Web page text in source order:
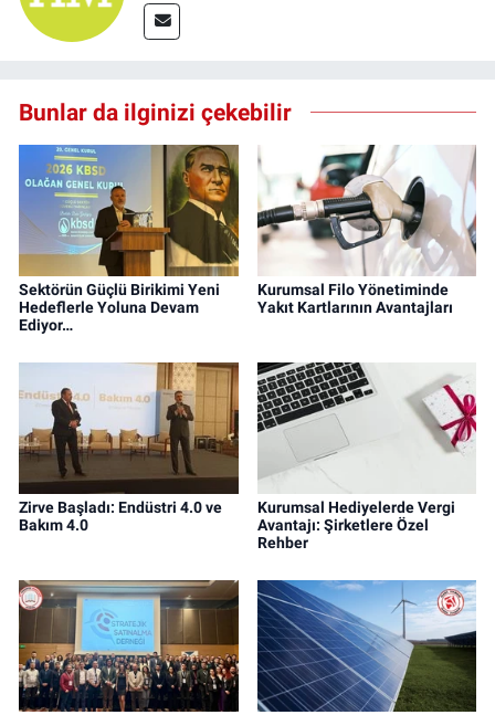
Bunlar da ilginizi çekebilir
Sektörün Güçlü Birikimi Yeni
Hedeflerle Yoluna Devam
Ediyor…
Kurumsal Filo Yönetiminde
Yakıt Kartlarının Avantajları
Zirve Başladı: Endüstri 4.0 ve
Bakım 4.0
Kurumsal Hediyelerde Vergi
Avantajı: Şirketlere Özel
Rehber